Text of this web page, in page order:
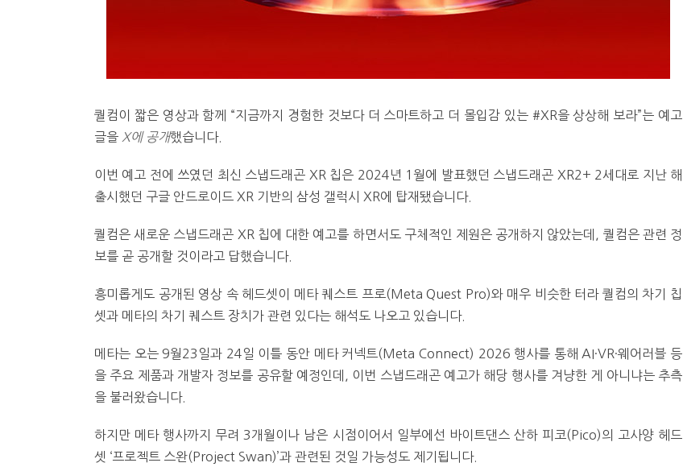
퀄컴이 짧은 영상과 함께 “지금까지 경험한 것보다 더 스마트하고 더 몰입감 있는 #XR을 상상해 보라”는 예고
글을 X에 공개했습니다.
이번 예고 전에 쓰였던 최신 스냅드래곤 XR 칩은 2024년 1월에 발표했던 스냅드래곤 XR2+ 2세대로 지난 해
출시했던 구글 안드로이드 XR 기반의 삼성 갤럭시 XR에 탑재됐습니다.
퀄컴은 새로운 스냅드래곤 XR 칩에 대한 예고를 하면서도 구체적인 제원은 공개하지 않았는데, 퀄컴은 관련 정
보를 곧 공개할 것이라고 답했습니다.
흥미롭게도 공개된 영상 속 헤드셋이 메타 퀘스트 프로(Meta Quest Pro)와 매우 비슷한 터라 퀄컴의 차기 칩
셋과 메타의 차기 퀘스트 장치가 관련 있다는 해석도 나오고 있습니다.
메타는 오는 9월23일과 24일 이틀 동안 메타 커넥트(Meta Connect) 2026 행사를 통해 AI·VR·웨어러블 등
을 주요 제품과 개발자 정보를 공유할 예정인데, 이번 스냅드래곤 예고가 해당 행사를 겨냥한 게 아니냐는 추측
을 불러왔습니다.
하지만 메타 행사까지 무려 3개월이나 남은 시점이어서 일부에선 바이트댄스 산하 피코(Pico)의 고사양 헤드
셋 ‘프로젝트 스완(Project Swan)’과 관련된 것일 가능성도 제기됩니다.